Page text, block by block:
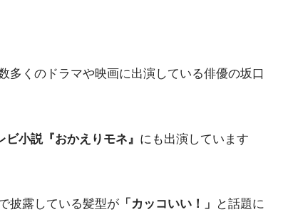
多くのドラマや映画に出演している俳優の坂口
ビ小説『おかえりモネ』 にも出演しています
披露している髪型が 「カッコいい！」 と話題に